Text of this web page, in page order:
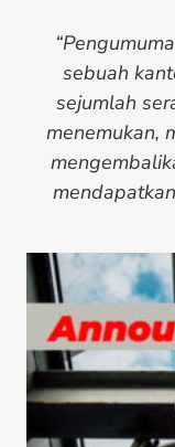
sebuah
sejumlah
menemukan,